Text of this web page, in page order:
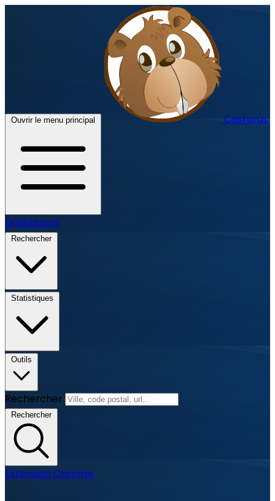
Ouvrir le menu principal Castorus
Dashboard
Rechercher
Statistiques
Outils
Rechercher
Rechercher
Extension Chrome